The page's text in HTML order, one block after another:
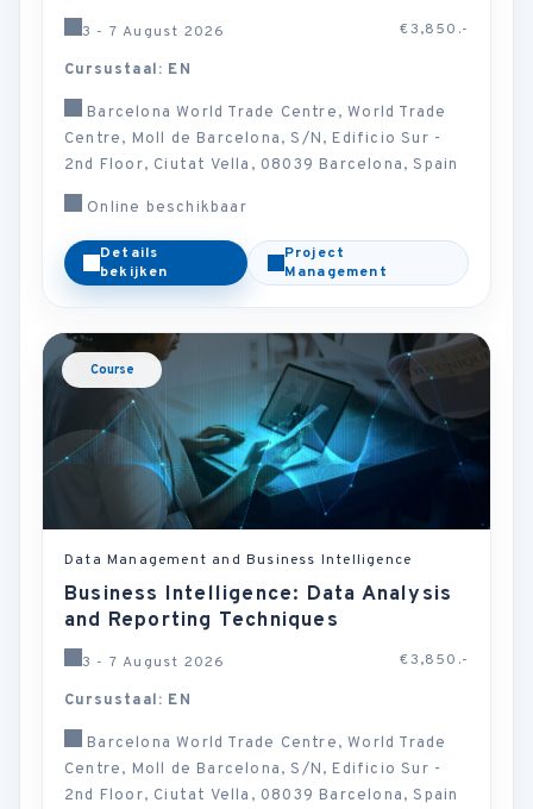
3 - 7 August 2026 €3,850.-
Cursustaal: EN
Barcelona World Trade Centre, World Trade
Centre, Moll de Barcelona, S/N, Edificio Sur -
2nd Floor, Ciutat Vella, 08039 Barcelona, Spain
Online beschikbaar
Details
bekijken
Project
Management
Course
Data Management and Business Intelligence
Business Intelligence: Data Analysis
and Reporting Techniques
3 - 7 August 2026 €3,850.-
Cursustaal: EN
Barcelona World Trade Centre, World Trade
Centre, Moll de Barcelona, S/N, Edificio Sur -
2nd Floor, Ciutat Vella, 08039 Barcelona, Spain